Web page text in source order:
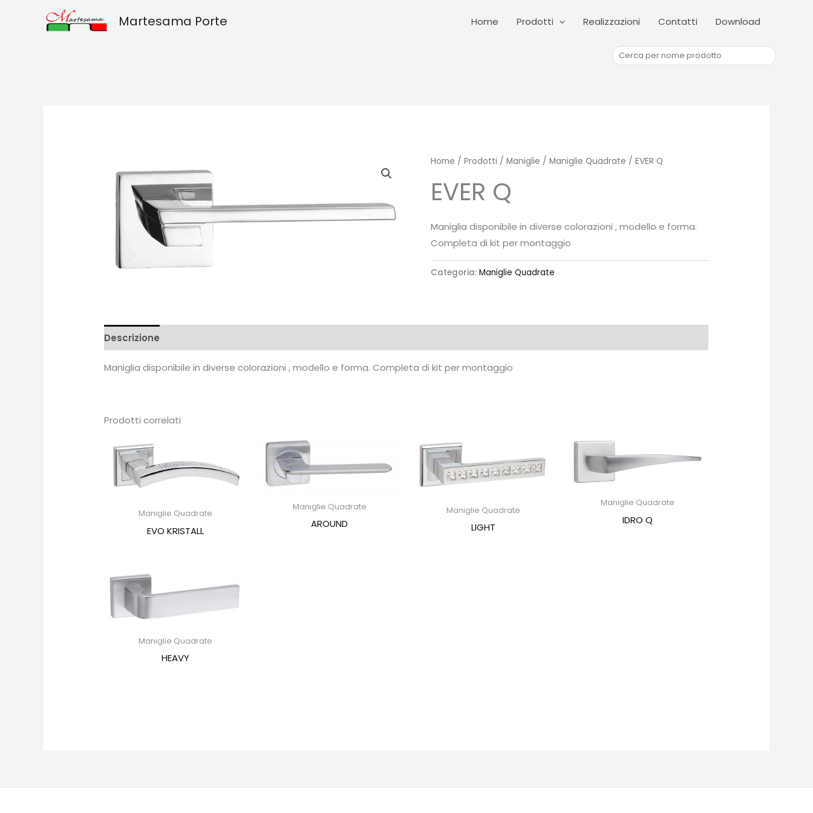
Martesama Porte Home Prodotti Realizzazioni Contatti Download
Home / Prodotti / Maniglie / Maniglie Quadrate / EVER Q
EVER Q
Maniglia disponibile in diverse colorazioni , modello e forma.
Completa di kit per montaggio
Categoria: Maniglie Quadrate
Descrizione
Maniglia disponibile in diverse colorazioni , modello e forma. Completa di kit per montaggio
Prodotti correlati
Maniglie Quadrate
EVO KRISTALL
Maniglie Quadrate
AROUND
Maniglie Quadrate
LIGHT
Maniglie Quadrate
IDRO Q
Maniglie Quadrate
HEAVY